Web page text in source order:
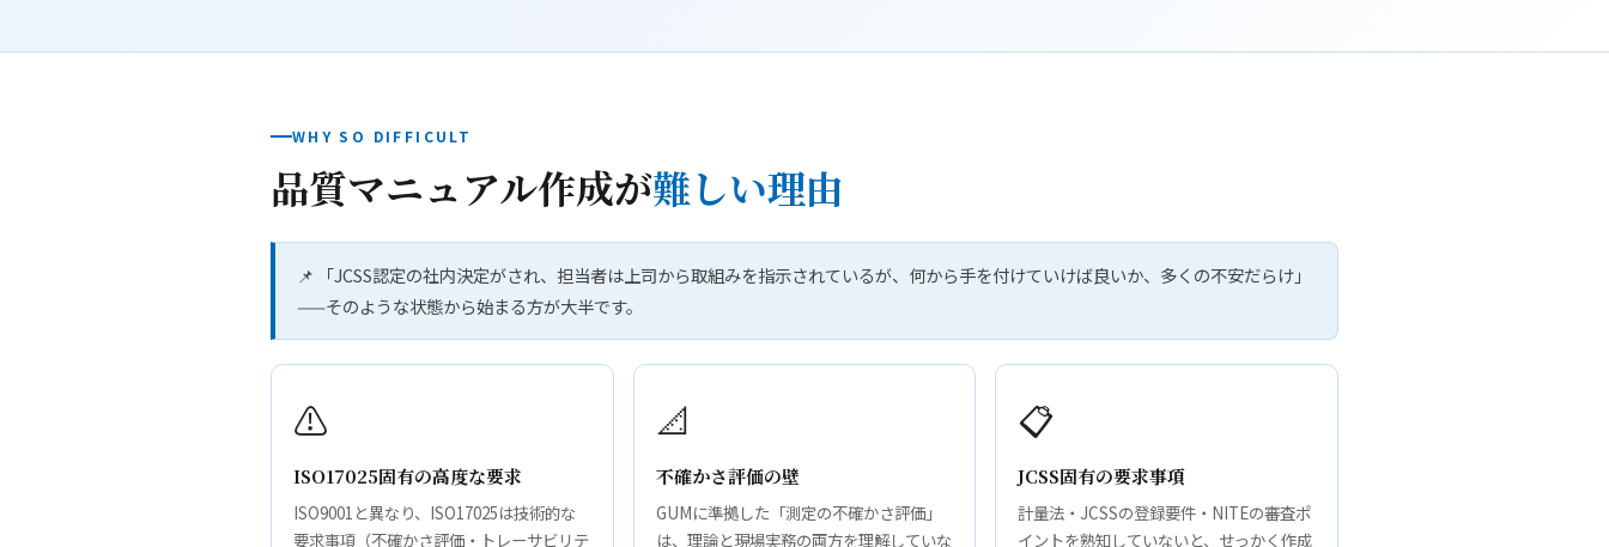
WHY SO DIFFICULT
品質マニュアル作成が難しい理由
📌 「JCSS認定の社内決定がされ、担当者は上司から取組みを指示されているが、何から手を付けていけば良いか、多くの不安だらけ」
——そのような状態から始まる方が大半です。
⚠️
ISO17025固有の高度な要求
ISO9001と異なり、ISO17025は技術的な
要求事項（不確かさ評価・トレーサビリテ
📐
不確かさ評価の壁
GUMに準拠した「測定の不確かさ評価」
は、理論と現場実務の両方を理解していな
📋
JCSS固有の要求事項
計量法・JCSSの登録要件・NITEの審査ポ
イントを熟知していないと、せっかく作成